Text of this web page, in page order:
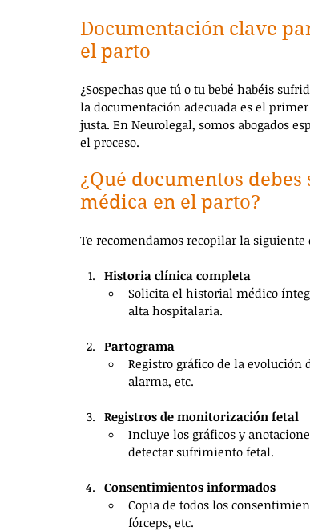
Documentación clave
el parto
¿Sospechas que tú o tu bebé habéis
la documentación adecuada es el
justa. En Neurolegal, somos abogados
el proceso.
¿Qué documentos
médica en el parto?
Te recomendamos recopilar la siguiente
Historia clínica completa
Solicita el historial médico
alta hospitalaria.
Partograma
Registro gráfico de la
alarma, etc.
Registros de monitorización fetal
Incluye los gráficos y
detectar sufrimiento fetal.
Consentimientos informados
Copia de todos los
fórceps, etc.